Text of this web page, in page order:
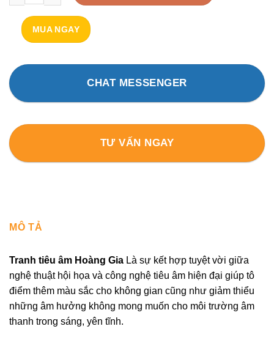
MUA NGAY
CHAT MESSENGER
TƯ VẤN NGAY
MÔ TẢ
Tranh tiêu âm Hoàng Gia Là sự kết hợp tuyệt vời giữa
nghệ thuật hội họa và công nghệ tiêu âm hiện đại giúp tô
điểm thêm màu sắc cho không gian cũng như giảm thiểu
những âm hưởng không mong muốn cho môi trường âm
thanh trong sáng, yên tĩnh.